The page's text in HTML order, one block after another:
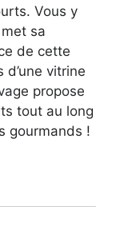
Vous y
sa
de cette
vitrine
propose
tout au long
gourmands !